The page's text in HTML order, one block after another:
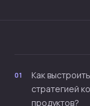
01
Как
стратегией
продуктов?